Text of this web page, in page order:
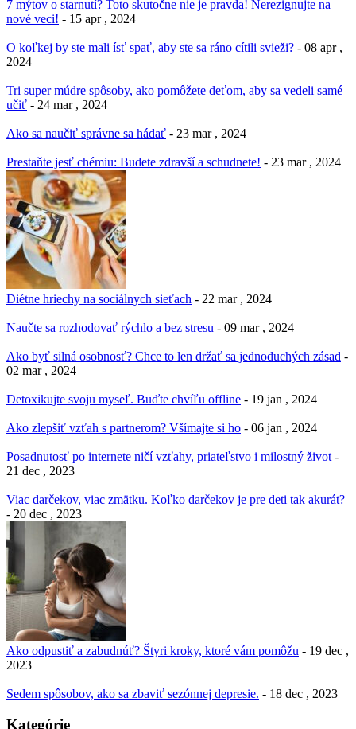
7 mýtov o starnutí? Toto skutočne nie je pravda! Nerezignujte na
nové veci! - 15 apr , 2024
O koľkej by ste mali ísť spať, aby ste sa ráno cítili svieži? - 08 apr ,
2024
Tri super múdre spôsoby, ako pomôžete deťom, aby sa vedeli samé
učiť - 24 mar , 2024
Ako sa naučiť správne sa hádať - 23 mar , 2024
Prestaňte jesť chémiu: Budete zdravší a schudnete! - 23 mar , 2024
Diétne hriechy na sociálnych sieťach - 22 mar , 2024
Naučte sa rozhodovať rýchlo a bez stresu - 09 mar , 2024
Ako byť silná osobnosť? Chce to len držať sa jednoduchých zásad -
02 mar , 2024
Detoxikujte svoju myseľ. Buďte chvíľu offline - 19 jan , 2024
Ako zlepšiť vzťah s partnerom? Všímajte si ho - 06 jan , 2024
Posadnutosť po internete ničí vzťahy, priateľstvo i milostný život -
21 dec , 2023
Viac darčekov, viac zmätku. Koľko darčekov je pre deti tak akurát?
- 20 dec , 2023
Ako odpustiť a zabudnúť? Štyri kroky, ktoré vám pomôžu - 19 dec ,
2023
Sedem spôsobov, ako sa zbaviť sezónnej depresie. - 18 dec , 2023
Kategórie